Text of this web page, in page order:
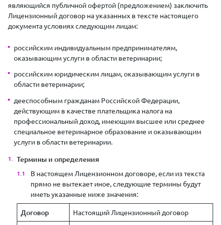
являющийся публичной офертой (предложением) заключить
Лицензионный договор на указанных в тексте настоящего
документа условиях следующим лицам:
российским индивидуальным предпринимателям,
оказывающим услуги в области ветеринарии;
российским юридическим лицам, оказывающим услуги в
области ветеринарии;
дееспособным гражданам Российской Федерации,
действующим в качестве плательщика налога на
профессиональный доход, имеющим высшее или среднее
специальное ветеринарное образование и оказывающим
услуги в области ветеринарии.
Термины и определения
В настоящем Лицензионном договоре, если из текста
прямо не вытекает иное, следующие термины будут
иметь указанные ниже значения:
Договор Настоящий Лицензионный договор